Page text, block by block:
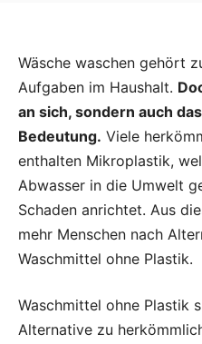
Wäsche waschen gehört
Aufgaben im Haushalt.
an sich, sondern auch
Bedeutung. Viele
enthalten Mikroplastik,
Abwasser in die Umwelt
Schaden anrichtet. Aus
mehr Menschen nach
Waschmittel ohne Plastik.
Waschmittel ohne Plastik
Alternative zu